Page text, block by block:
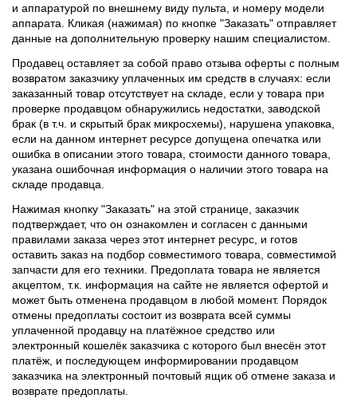
и аппаратурой по внешнему виду пульта, и номеру модели
аппарата. Кликая (нажимая) по кнопке "Заказать" отправляет
данные на дополнительную проверку нашим специалистом.
Продавец оставляет за собой право отзыва оферты с полным
возвратом заказчику уплаченных им средств в случаях: если
заказанный товар отсутствует на складе, если у товара при
проверке продавцом обнаружились недостатки, заводской
брак (в т.ч. и скрытый брак микросхемы), нарушена упаковка,
если на данном интернет ресурсе допущена опечатка или
ошибка в описании этого товара, стоимости данного товара,
указана ошибочная информация о наличии этого товара на
складе продавца.
Нажимая кнопку "Заказать" на этой странице, заказчик
подтверждает, что он ознакомлен и согласен с данными
правилами заказа через этот интернет ресурс, и готов
оставить заказ на подбор совместимого товара, совместимой
запчасти для его техники. Предоплата товара не является
акцептом, т.к. информация на сайте не является офертой и
может быть отменена продавцом в любой момент. Порядок
отмены предоплаты состоит из возврата всей суммы
уплаченной продавцу на платёжное средство или
электронный кошелёк заказчика с которого был внесён этот
платёж, и последующем информировании продавцом
заказчика на электронный почтовый ящик об отмене заказа и
возврате предоплаты.